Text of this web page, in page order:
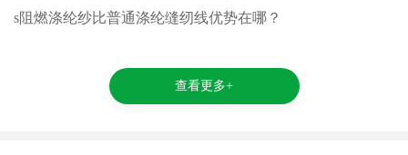
s阻燃涤纶纱比普通涤纶缝纫线优势在哪？
查看更多+